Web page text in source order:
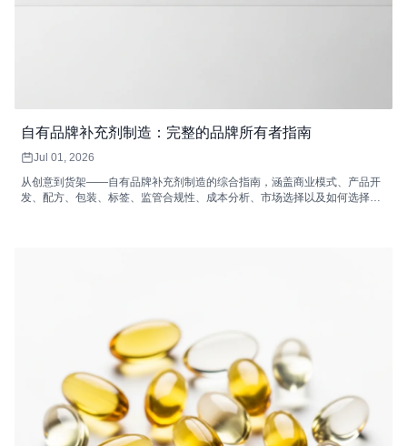
自有品牌补充剂制造：完整的品牌所有者指南
Jul 01, 2026
从创意到货架——自有品牌补充剂制造的综合指南，涵盖商业模式、产品开
发、配方、包装、标签、监管合规性、成本分析、市场选择以及如何选择合